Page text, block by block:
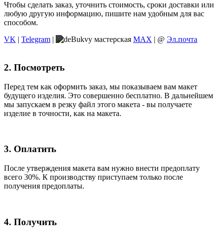
Чтобы сделать заказ, уточнить стоимость, сроки доставки или
любую другую информацию, пишите нам удобным для вас
способом.
VK | Telegram | MAX | @ Эл.почта
2. Посмотреть
Перед тем как оформить заказ, мы показываем вам макет
будущего изделия. Это совершенно бесплатно. В дальнейшем
мы запускаем в резку файл этого макета - вы получаете
изделие в точности, как на макета.
3. Оплатить
После утверждения макета вам нужно внести предоплату
всего 30%. К производству приступаем только после
получения предоплаты.
4. Получить